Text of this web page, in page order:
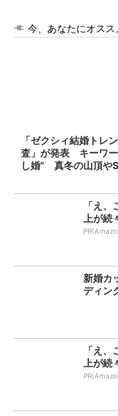
今、あなたにオスス
「ゼクシィ結婚トレ
査」が発表 キーワー
し婚” 真冬の山頂や
「え
上が
新婚カ
ディン
「え
上が